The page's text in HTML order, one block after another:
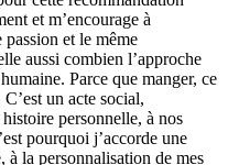
et m’encourage à
et le même
aussi combien l’approche
Parce que manger, ce
un acte social,
personnelle, à nos
pourquoi j’accorde une
à la personnalisation de mes